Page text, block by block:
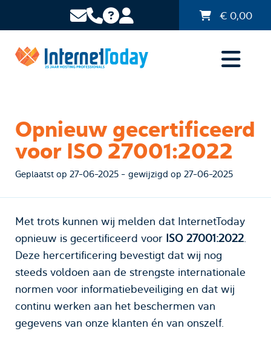
€ 0,00
Opnieuw gecertificeerd
voor ISO 27001:2022
Geplaatst op 27-06-2025 - gewijzigd op 27-06-2025
Met trots kunnen wij melden dat InternetToday
opnieuw is gecertificeerd voor ISO 27001:2022
Deze hercertificering bevestigt dat wij nog
steeds voldoen aan de strengste internationale
normen voor informatiebeveiliging en dat wij
continu werken aan het beschermen van
gegevens van onze klanten én van onszelf.